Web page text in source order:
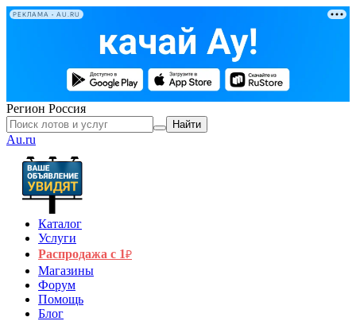
РЕКЛАМА • AU.RU
Регион Россия
Найти
Au.ru
Каталог
Услуги
Распродажа с 1₽
Магазины
Форум
Помощь
Блог